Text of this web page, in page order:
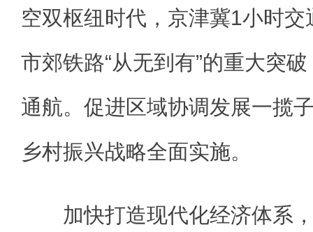
空双枢纽时代，京津冀1小时
市郊铁路“从无到有”的重大突
通航。促进区域协调发展一揽
乡村振兴战略全面实施。
加快打造现代化经济体系，